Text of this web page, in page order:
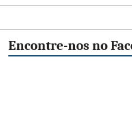
Encontre-nos no